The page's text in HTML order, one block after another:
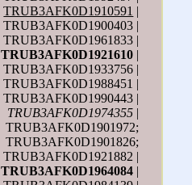
TRUB3AFK0D1910591 |
TRUB3AFK0D1900403 |
TRUB3AFK0D1961833 |
TRUB3AFK0D1921610 |
TRUB3AFK0D1933756 |
TRUB3AFK0D1988451 |
TRUB3AFK0D1990443 |
TRUB3AFK0D1974355 |
TRUB3AFK0D1901972;
TRUB3AFK0D1901826;
TRUB3AFK0D1921882 |
TRUB3AFK0D1964084 |